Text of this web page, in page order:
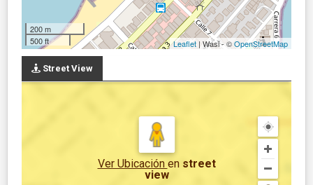
200 m
500 ft
Leaflet | Wasi - ©OpenStreetMap
Street View
Ver Ubicación en street
view